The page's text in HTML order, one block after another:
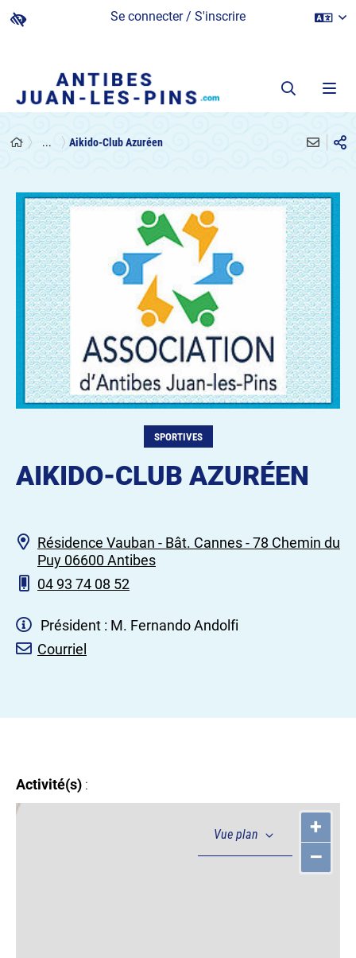
Se connecter / S'inscrire
... Aikido-Club Azuréen
SPORTIVES
AIKIDO-CLUB AZURÉEN
Résidence Vauban - Bât. Cannes - 78 Chemin du
Puy 06600 Antibes
04 93 74 08 52
Président : M. Fernando Andolfi
Courriel
Activité(s) :
+
–